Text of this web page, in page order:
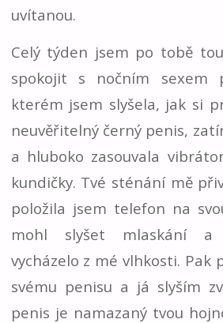
uvítanou.
Celý týden jsem po tobě
spokojit s nočním sexem
kterém jsem slyšela, jak si
neuvěřitelný černý penis,
a hluboko zasouvala
kundičky. Tvé sténání mě
položila jsem telefon na
mohl slyšet mlaskání a
vycházelo z mé vlhkosti. Pak
svému penisu a já slyším
penis je namazaný tvou